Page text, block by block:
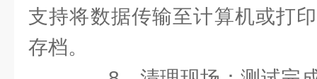
支持将数据传输至计算机或打
存档。